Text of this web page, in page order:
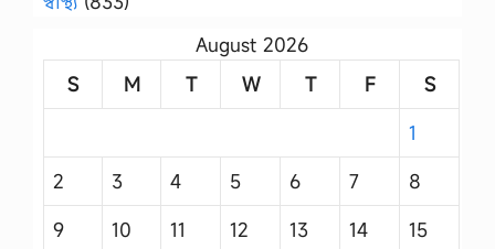
August 2026
S
M T W T F
S
1
2
3 4 5 6 7
8
9
10 11 12 13 14
15